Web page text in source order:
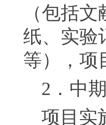
（包括
纸、实验
等），项
2．中
项目实